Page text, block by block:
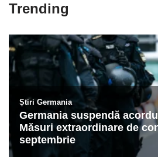
Trending